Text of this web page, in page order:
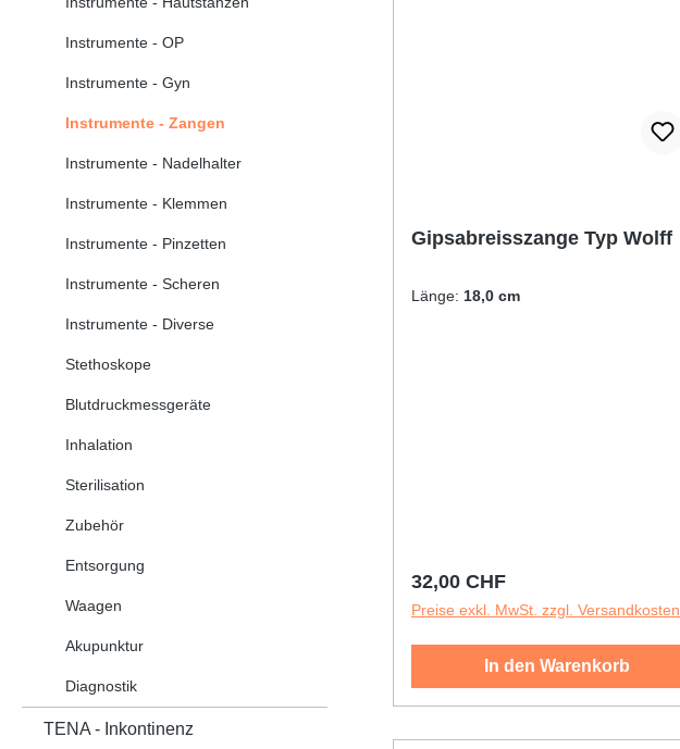
Instrumente - OP
Instrumente - Gyn
Instrumente - Zangen
Instrumente - Nadelhalter
Instrumente - Klemmen
Instrumente - Pinzetten
Instrumente - Scheren
Instrumente - Diverse
Stethoskope
Blutdruckmessgeräte
Inhalation
Sterilisation
Zubehör
Entsorgung
Waagen
Akupunktur
Diagnostik
TENA - Inkontinenz
Gipsabreisszange Typ Wolff
Länge: 18,0 cm
Regulärer Preis:
32,00 CHF
Preise exkl. MwSt. zzgl. Versandkosten
In den Warenkorb